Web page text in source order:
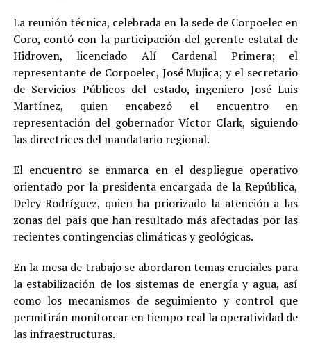
La reunión técnica, celebrada en la sede de Corpoelec en
Coro, contó con la participación del gerente estatal de
Hidroven, licenciado Alí Cardenal Primera; el
representante de Corpoelec, José Mujica; y el secretario
de Servicios Públicos del estado, ingeniero José Luis
Martínez, quien encabezó el encuentro en
representación del gobernador Víctor Clark, siguiendo
las directrices del mandatario regional.
El encuentro se enmarca en el despliegue operativo
orientado por la presidenta encargada de la República,
Delcy Rodríguez, quien ha priorizado la atención a las
zonas del país que han resultado más afectadas por las
recientes contingencias climáticas y geológicas.
En la mesa de trabajo se abordaron temas cruciales para
la estabilización de los sistemas de energía y agua, así
como los mecanismos de seguimiento y control que
permitirán monitorear en tiempo real la operatividad de
las infraestructuras.